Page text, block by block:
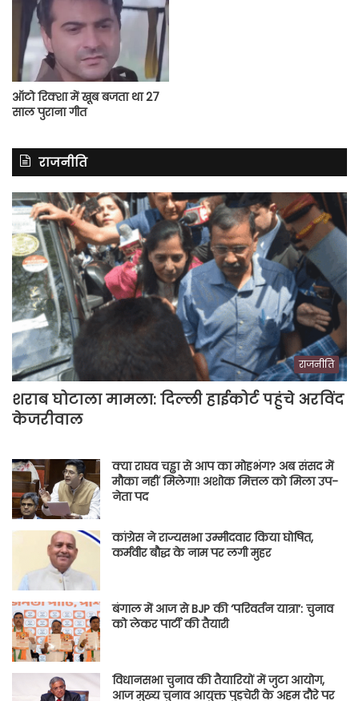
ऑटो रिक्शा में खूब बजता था 27
साल पुराना गीत
राजनीति
राजनीति
शराब घोटाला मामला: दिल्ली हाईकोर्ट पहुंचे अरविंद
केजरीवाल
क्या राघव चड्ढा से आप का मोहभंग? अब संसद में
मौका नहीं मिलेगा! अशोक मित्तल को मिला उप-
नेता पद
कांग्रेस ने राज्यसभा उम्मीदवार किया घोषित,
कर्मवीर बौद्ध के नाम पर लगी मुहर
बंगाल में आज से BJP की ‘परिवर्तन यात्रा’: चुनाव
को लेकर पार्टी की तैयारी
विधानसभा चुनाव की तैयारियों में जुटा आयोग,
आज मुख्य चुनाव आयुक्त पुडुचेरी के अहम दौरे पर